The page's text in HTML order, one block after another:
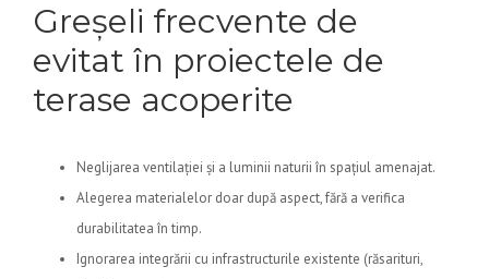
Greșeli frecvente de
evitat în proiectele de
terase acoperite
Neglijarea ventilației și a luminii naturii în spațiul amenajat.
Alegerea materialelor doar după aspect, fără a verifica
durabilitatea în timp.
Ignorarea integrării cu infrastructurile existente (răsarituri,